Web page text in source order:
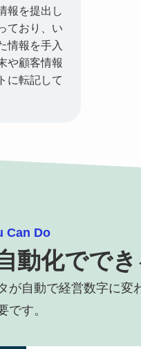
報を提出し
ており、い
情報を手入
や顧客情報
に転記して
Can Do
動化でで
が自動で経営数字に変
です。